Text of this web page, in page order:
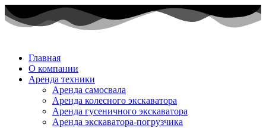
Главная
О компании
Аренда техники
Аренда самосвала
Аренда колесного экскаватора
Аренда гусеничного экскаватора
Аренда экскаватора-погрузчика